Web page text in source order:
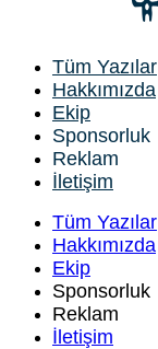
Tüm Yazılar
Hakkımızda
Ekip
Sponsorluk
Reklam
İletişim
Tüm Yazılar
Hakkımızda
Ekip
Sponsorluk
Reklam
İletişim